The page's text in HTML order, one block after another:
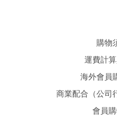
購物
運費計
海外會員
商業配合（公司
會員